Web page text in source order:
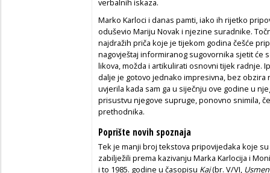
verbalnih iskaza.
Marko Karloci i danas pamti, iako ih rijetko
oduševio Mariju Novak i njezine suradnike.
najdražih priča koje je tijekom godina češće
nagovještaj informiranog sugovornika sjetit će
likova, možda i artikulirati osnovni tijek radnje.
dalje je gotovo jednako impresivna, bez
uvjerila kada sam ga u siječnju ove godine u
prisustvu njegove supruge, ponovno snimila,
prethodnika.
Poprište novih spoznaja
Tek je manji broj tekstova pripovijedaka koje su
zabilježili prema kazivanju Marka Karlocija i
i to 1985. godine u časopisu Kaj(br. V/VI,